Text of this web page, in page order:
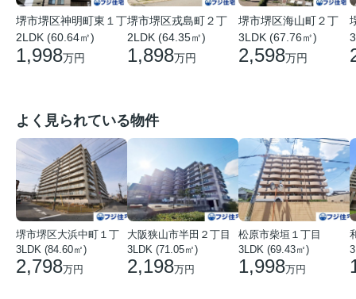
堺市堺区神明町東１丁
2LDK (60.64㎡)
1,998万円
堺市堺区戎島町２丁
2LDK (64.35㎡)
1,898万円
堺市堺区海山町２丁
3LDK (67.76㎡)
2,598万円
よく見られている物件
堺市堺区大浜中町１丁
3LDK (84.60㎡)
2,798万円
大阪狭山市半田２丁目
3LDK (71.05㎡)
2,198万円
松原市柴垣１丁目
3LDK (69.43㎡)
1,998万円